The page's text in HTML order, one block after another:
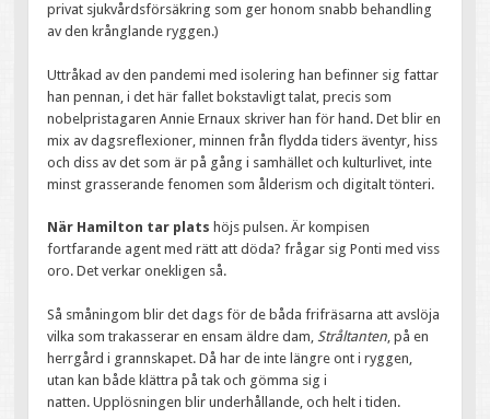
privat sjukvårdsförsäkring som ger honom snabb behandling
av den krånglande ryggen.)
Uttråkad av den pandemi med isolering han befinner sig fattar
han pennan, i det här fallet bokstavligt talat, precis som
nobelpristagaren Annie Ernaux skriver han för hand. Det blir en
mix av dagsreflexioner, minnen från flydda tiders äventyr, hiss
och diss av det som är på gång i samhället och kulturlivet, inte
minst grasserande fenomen som ålderism och digitalt tönteri.
När Hamilton tar plats höjs pulsen. Är kompisen
fortfarande agent med rätt att döda? frågar sig Ponti med viss
oro. Det verkar onekligen så.
Så småningom blir det dags för de båda frifräsarna att avslöja
vilka som trakasserar en ensam äldre dam, Stråltanten , på en
herrgård i grannskapet. Då har de inte längre ont i ryggen,
utan kan både klättra på tak och gömma sig i
natten. Upplösningen blir underhållande, och helt i tiden.